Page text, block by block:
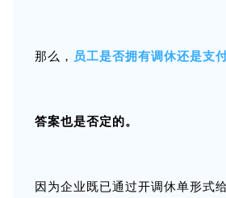
那么， 员工是否拥有调休还是支
答案也是否定的。
因为企业既已通过开调休单形式